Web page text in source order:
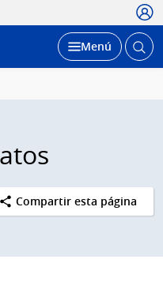
Desplegar
Menú Abrir
Compartir esta página